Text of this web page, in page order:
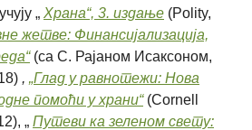
„ Храна“, 3. издање (Polity,
жетве: Финансијализација,
(са С. Рајаном Исаксоном,
, „Глад у равнотежи: Нова
помоћи у храни“(Cornell
„ Путеви ка зеленом свету: